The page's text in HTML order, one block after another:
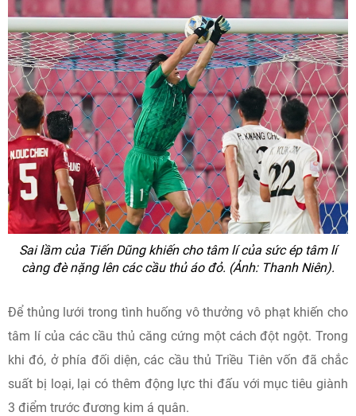
Sai lầm của Tiến Dũng khiến cho tâm lí của sức ép tâm lí
càng đè nặng lên các cầu thủ áo đỏ. (Ảnh: Thanh Niên).
Để thủng lưới trong tình huống vô thưởng vô phạt khiến cho
tâm lí của các cầu thủ căng cứng một cách đột ngột. Trong
khi đó, ở phía đối diện, các cầu thủ Triều Tiên vốn đã chắc
suất bị loại, lại có thêm động lực thi đấu với mục tiêu giành
3 điểm trước đương kim á quân.